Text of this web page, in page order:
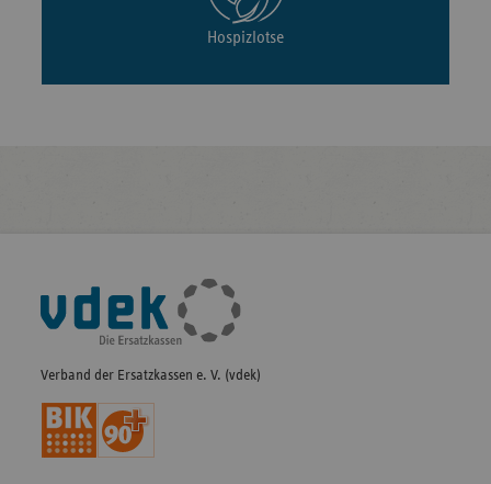
Hospizlotse
Fußleisten-
Navigation
Verband der Ersatzkassen e. V. (vdek)